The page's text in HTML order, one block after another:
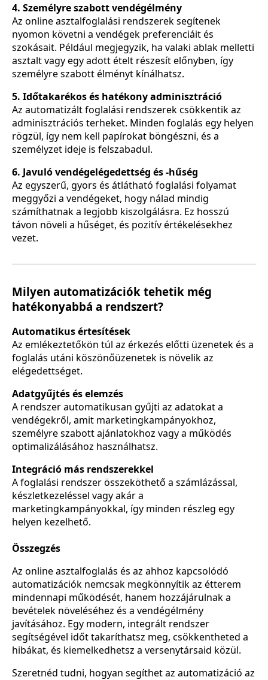
4. Személyre szabott vendégélmény
Az online asztalfoglalási rendszerek segítenek
nyomon követni a vendégek preferenciáit és
szokásait. Például megjegyzik, ha valaki ablak melletti
asztalt vagy egy adott ételt részesít előnyben, így
személyre szabott élményt kínálhatsz.
5. Időtakarékos és hatékony adminisztráció
Az automatizált foglalási rendszerek csökkentik az
adminisztrációs terheket. Minden foglalás egy helyen
rögzül, így nem kell papírokat böngészni, és a
személyzet ideje is felszabadul.
6. Javuló vendégelégedettség és -hűség
Az egyszerű, gyors és átlátható foglalási folyamat
meggyőzi a vendégeket, hogy nálad mindig
számíthatnak a legjobb kiszolgálásra. Ez hosszú
távon növeli a hűséget, és pozitív értékelésekhez
vezet.
Milyen automatizációk tehetik még
hatékonyabbá a rendszert?
Automatikus értesítések
Az emlékeztetőkön túl az érkezés előtti üzenetek és a
foglalás utáni köszönőüzenetek is növelik az
elégedettséget.
Adatgyűjtés és elemzés
A rendszer automatikusan gyűjti az adatokat a
vendégekről, amit marketingkampányokhoz,
személyre szabott ajánlatokhoz vagy a működés
optimalizálásához használhatsz.
Integráció más rendszerekkel
A foglalási rendszer összeköthető a számlázással,
készletkezeléssel vagy akár a
marketingkampányokkal, így minden részleg egy
helyen kezelhető.
Összegzés
Az online asztalfoglalás és az ahhoz kapcsolódó
automatizációk nemcsak megkönnyítik az étterem
mindennapi működését, hanem hozzájárulnak a
bevételek növeléséhez és a vendégélmény
javításához. Egy modern, integrált rendszer
segítségével időt takaríthatsz meg, csökkentheted a
hibákat, és kiemelkedhetsz a versenytársaid közül.
Szeretnéd tudni, hogyan segíthet az automatizáció az